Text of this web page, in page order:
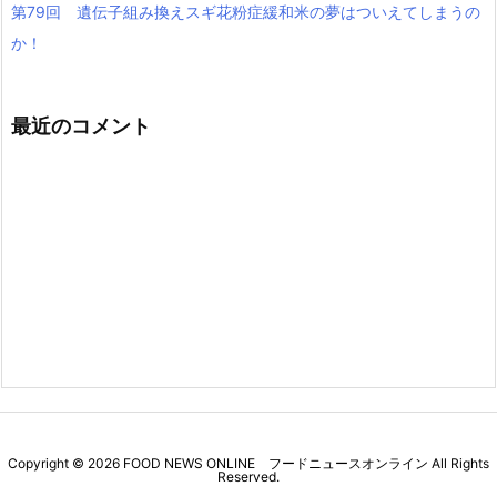
第79回 遺伝子組み換えスギ花粉症緩和米の夢はついえてしまうの
か！
最近のコメント
Copyright © 2026 FOOD NEWS ONLINE フードニュースオンライン All Rights
Reserved.